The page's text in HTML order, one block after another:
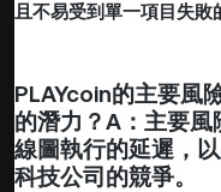
且不易受到單一項目失敗
PLAYcoin的主要風
的潛力？A：主要風
線圖執行的延遲，
科技公司的競爭。